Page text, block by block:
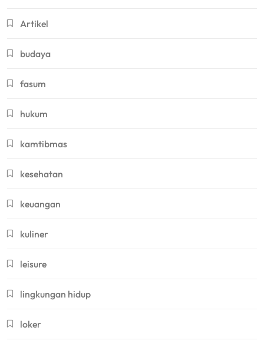
Artikel
budaya
fasum
hukum
kamtibmas
kesehatan
keuangan
kuliner
leisure
lingkungan hidup
loker